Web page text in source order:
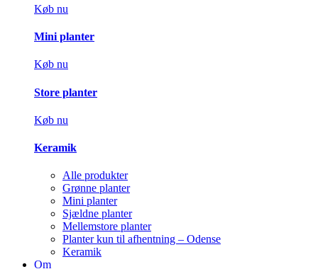
Køb nu
Mini planter
Køb nu
Store planter
Køb nu
Keramik
Alle produkter
Grønne planter
Mini planter
Sjældne planter
Mellemstore planter
Planter kun til afhentning – Odense
Keramik
Om